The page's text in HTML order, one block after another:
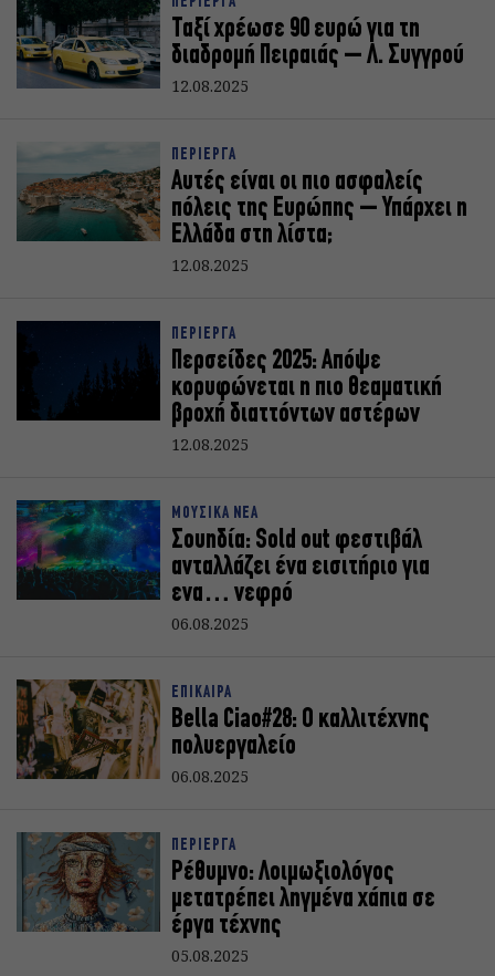
Ταξί χρέωσε 90 ευρώ για τη
διαδρομή Πειραιάς – Λ. Συγγρού
12.08.2025
ΠΕΡΙΕΡΓΑ
Αυτές είναι οι πιο ασφαλείς
πόλεις της Ευρώπης – Υπάρχει η
Ελλάδα στη λίστα;
12.08.2025
ΠΕΡΙΕΡΓΑ
Περσείδες 2025: Απόψε
κορυφώνεται η πιο θεαματική
βροχή διαττόντων αστέρων
12.08.2025
ΜΟΥΣΙΚΑ ΝΕΑ
Σουηδία: Sold out φεστιβάλ
ανταλλάζει ένα εισιτήριο για
ενα… νεφρό
06.08.2025
ΕΠΙΚΑΙΡΑ
Bella Ciao#28: Ο καλλιτέχνης
πολυεργαλείο
06.08.2025
ΠΕΡΙΕΡΓΑ
Ρέθυμνο: Λοιμωξιολόγος
μετατρέπει ληγμένα χάπια σε
έργα τέχνης
05.08.2025